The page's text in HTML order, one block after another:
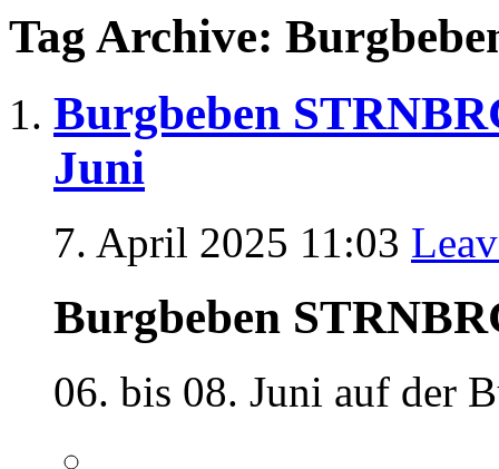
Tag Archive:
Burgbeben
Juni
7. April 2025 11:03
Burgbeben
06. bis 08. Juni auf der